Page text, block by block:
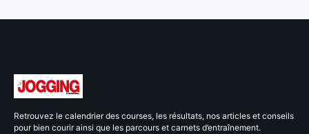
Retrouvez le calendrier des courses, les résultats, nos articles et conseils
pour bien courir ainsi que les parcours et carnets d’entraînement.